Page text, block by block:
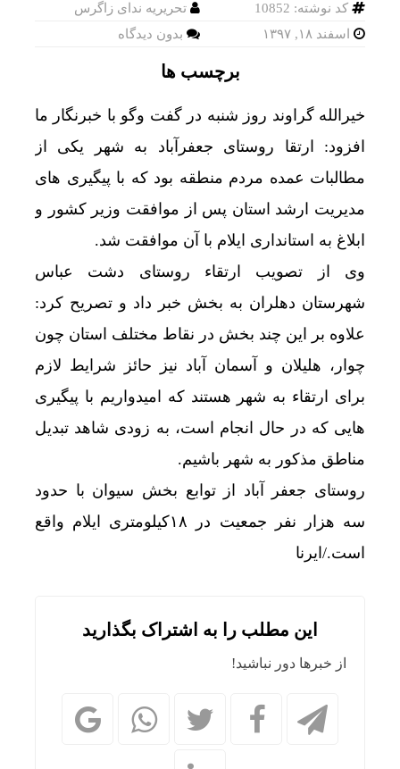
کد نوشته: 10852
تحریریه ندای زاگرس
اسفند ۱۸, ۱۳۹۷
بدون دیدگاه
برچسب ها
خیرالله گراوند روز شنبه در گفت وگو با خبرنگار ما
افزود: ارتقا روستای جعفرآباد به شهر یکی از
مطالبات عمده مردم منطقه بود که با پیگیری های
مدیریت ارشد استان پس از موافقت وزیر کشور و
ابلاغ به استانداری ایلام با آن موافقت شد.
وی از تصویب ارتقاء روستای دشت عباس
شهرستان دهلران به بخش خبر داد و تصریح کرد:
علاوه بر این چند بخش در نقاط مختلف استان چون
چوار، هلیلان و آسمان آباد نیز حائز شرایط لازم
برای ارتقاء به شهر هستند که امیدواریم با پیگیری
هایی که در حال انجام است، به زودی شاهد تبدیل
مناطق مذکور به شهر باشیم.
روستای جعفر آباد از توابع بخش سیوان با حدود
سه هزار نفر جمعیت در ۱۸کیلومتری ایلام واقع
است./ایرنا
این مطلب را به اشتراک بگذارید
از خبرها دور نباشید!